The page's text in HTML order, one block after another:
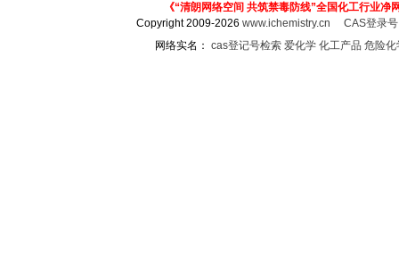
《“清朗网络空间 共筑禁毒防线”全国化工行业净
Copyright 2009-2026www.ichemistry.cn
CAS登录
网络实名： cas登记号检索 爱化学 化工产品 危险化